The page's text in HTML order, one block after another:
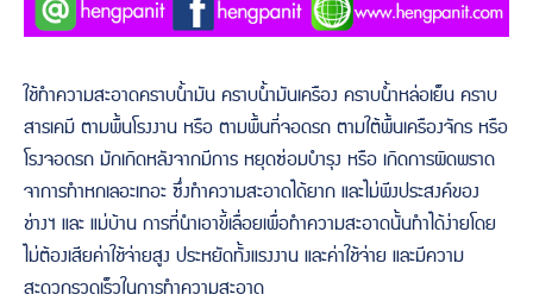
ใช้ทำความสะอาดคราบน้ำมัน คราบน้ำมันเครือง คราบน้ำหล่อเย็น คราบ
สารเคมี ตามพื้นโรงงาน หรือ ตามพื้นที่จอดรถ ตามใต้พื้นเครืองจักร หรือ
โรงจอดรถ มักเกิดหลังจากมีการ หยุดซ่อมบำรุง หรือ เกิดการผิดพราด
จาการทำหกเลอะเทอะ ซึ่งทำความสะอาดได้ยาก และไม่พีงประสงค์ของ
ช่างฯ และ แม่บ้าน การที่นำเอาขี้เลื่อยเพื่อทำความสะอาดนั้นทำได้ง่ายโดย
ไม่ต้องเสียค่าใช้จ่ายสูง ประหยัดทั้งแรงงาน และค่าใช้จ่าย และมีความ
สะดวกรวดเร็วในการทำความสะอาด